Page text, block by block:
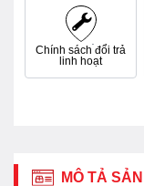
Chính sách đổi trả
linh hoạt
MÔ TẢ